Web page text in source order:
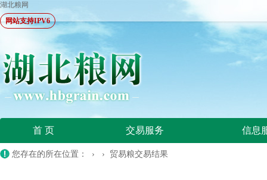
湖北粮网
网站支持IPV6
首 页 交易服务 信息
您存在的所在位置： › › 贸易粮交易结果